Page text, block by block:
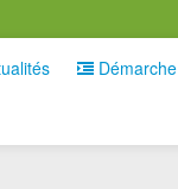
Démarche